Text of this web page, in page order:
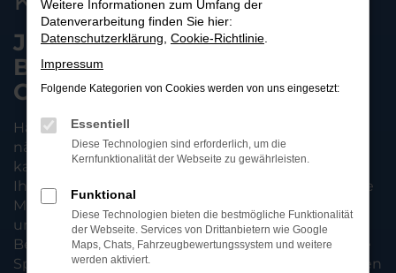
JETZT IHREN ŠKODA FÜR
BERGISCH GLADBACH
ONLINE KAUFEN
Haben Sie schon einmal daran gedacht, Ihren
nächsten Škoda für Bergisch Gladbach online zu
kaufen? Wir bei AS Auto & Service GmbH bieten
Ihnen bereits seit vielen Jahren diese zeitsparende
Möglichkeit und überzeugen durch unser
umfassendes Angebot. Fahrzeuge Škoda für
Bergisch Gladbach und andere Städte sind unsere
Spezialität, was sich in besonders günstigen Preisen
Weitere Informationen zum Umfang der
Datenverarbeitung finden Sie hier:
Datenschutzerklärung Cookie-Richtlinie
Impressum
Folgende Kategorien von Cookies werden von uns eingesetzt:
Essentiell
Diese Technologien sind erforderlich, um die
Kernfunktionalität der Webseite zu gewährleisten.
Funktional
Diese Technologien bieten die bestmögliche Funktionalität
der Webseite. Services von Drittanbietern wie Google
Maps, Chats, Fahrzeugbewertungssystem und weitere
werden aktiviert.